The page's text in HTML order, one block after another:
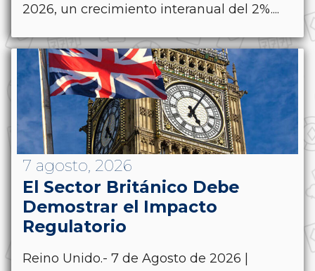
2026, un crecimiento interanual del 2%....
7 agosto, 2026
El Sector Británico Debe
Demostrar el Impacto
Regulatorio
Reino Unido.- 7 de Agosto de 2026 |